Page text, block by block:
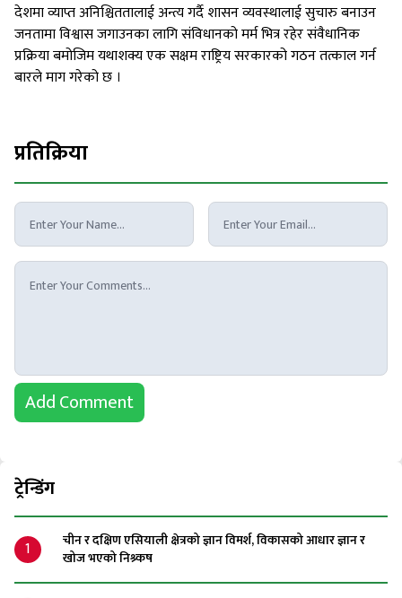
देशमा व्याप्त अनिश्चिततालाई अन्त्य गर्दै शासन व्यवस्थालाई सुचारु बनाउन
जनतामा विश्वास जगाउनका लागि संविधानको मर्म भित्र रहेर संवैधानिक
प्रक्रिया बमोजिम यथाशक्य एक सक्षम राष्ट्रिय सरकारको गठन तत्काल गर्न
बारले माग गरेको छ ।
प्रतिक्रिया
Add Comment
ट्रेन्डिंग
1
चीन र दक्षिण एसियाली क्षेत्रको ज्ञान विमर्श, विकासको आधार ज्ञान र
खोज भएको निश्र्कष